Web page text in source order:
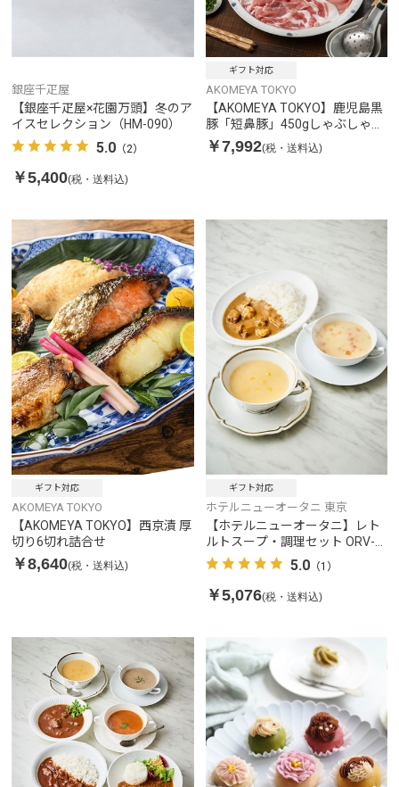
銀座千疋屋
【銀座千疋屋×花園万頭】冬のア
イスセレクション（HM-090）
5.0 （2）
￥5,400(税・送料込)
ギフト対応
AKOMEYA TOKYO
【AKOMEYA TOKYO】鹿児島黒
豚「短鼻豚」450gしゃぶしゃぶ
セット
￥7,992(税・送料込)
ギフト対応
AKOMEYA TOKYO
【AKOMEYA TOKYO】西京漬 厚
切り6切れ詰合せ
￥8,640(税・送料込)
ギフト対応
ホテルニューオータニ 東京
【ホテルニューオータニ】レト
ルトスープ・調理セット ORV-
40
5.0（1）
￥5,076(税・送料込)